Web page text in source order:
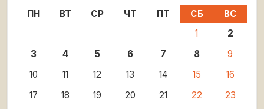
ПН ВТ СР ЧТ ПТ СБ
ВС
1
2
3
4 5 6 7 8
9
10
11 12 13 14 15
16
17
18 19 20 21 22
23